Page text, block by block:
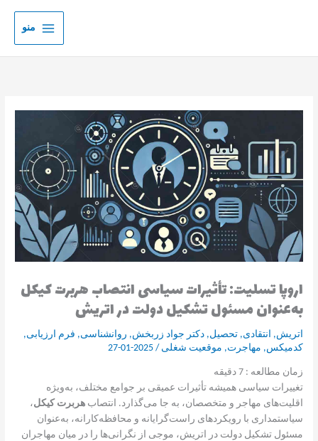
منو
اروپا تسلیت: تأثیرات سیاسی انتصاب هربرت کیکل
به‌عنوان مسئول تشکیل دولت در اتریش
اتریش, انتقادی,تحصیل,دکتر جواد زربخش, روانشناسی, فرم ارزیابی,
کدمیکس, مهاجرت, موقعیت شغلی /
2025-01-27
زمان مطالعه :7 دقیقه
تغییرات سیاسی همیشه تأثیرات عمیقی بر جوامع مختلف، به‌ویژه
اقلیت‌های مهاجر و متخصصان، به جا می‌گذارد. انتصابهربرت کیکل،
سیاستمداری با رویکردهای راست‌گرایانه و محافظه‌کارانه، به‌عنوان
مسئول تشکیل دولت در اتریش، موجی از نگرانی‌ها را در میان مهاجران